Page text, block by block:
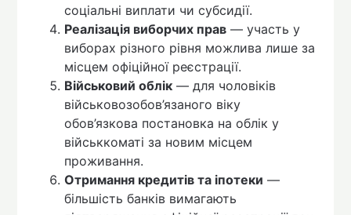
соціальні виплати чи субсидії.
Реалізація виборчих прав — участь у
виборах різного рівня можлива лише за
місцем офіційної реєстрації.
Військовий облік — для чоловіків
військовозобов’язаного віку
обов’язкова постановка на облік у
військкоматі за новим місцем
проживання.
Отримання кредитів та іпотеки —
більшість банків вимагають